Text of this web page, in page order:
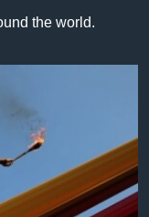
the world.